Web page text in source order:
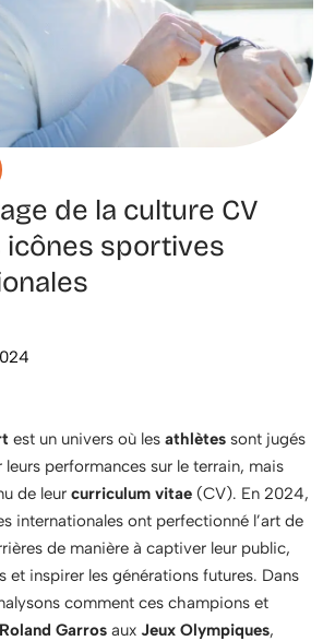
de la culture CV
icônes sportives
est un univers où les athlètes sont jugés
leurs performances sur le terrain, mais
de leur curriculum vitae (CV). En 2024,
internationales ont perfectionné l’art de
de manière à captiver leur public,
et inspirer les générations futures. Dans
comment ces champions et
Roland Garros aux Jeux Olympiques,